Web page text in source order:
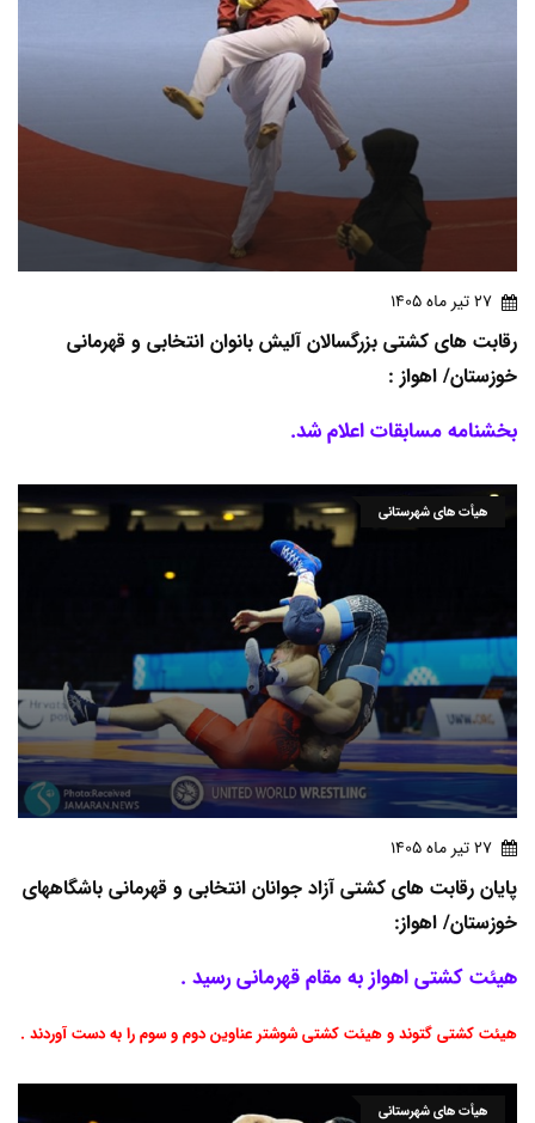
27 تير ماه 1405
رقابت های کشتی بزرگسالان آلیش بانوان انتخابی و قهرمانی
خوزستان/ اهواز :
بخشنامه مسابقات اعلام شد.
هیأت های شهرستانی
27 تير ماه 1405
پایان رقابت های کشتی آزاد جوانان انتخابی و قهرمانی باشگاههای
خوزستان/ اهواز:
هیئت کشتی اهواز به مقام قهرمانی رسید .
هیئت کشتی گتوند و هیئت کشتی شوشتر عناوین دوم و سوم را به دست آوردند .
هیأت های شهرستانی